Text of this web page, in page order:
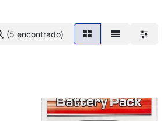
(5 encontrado)